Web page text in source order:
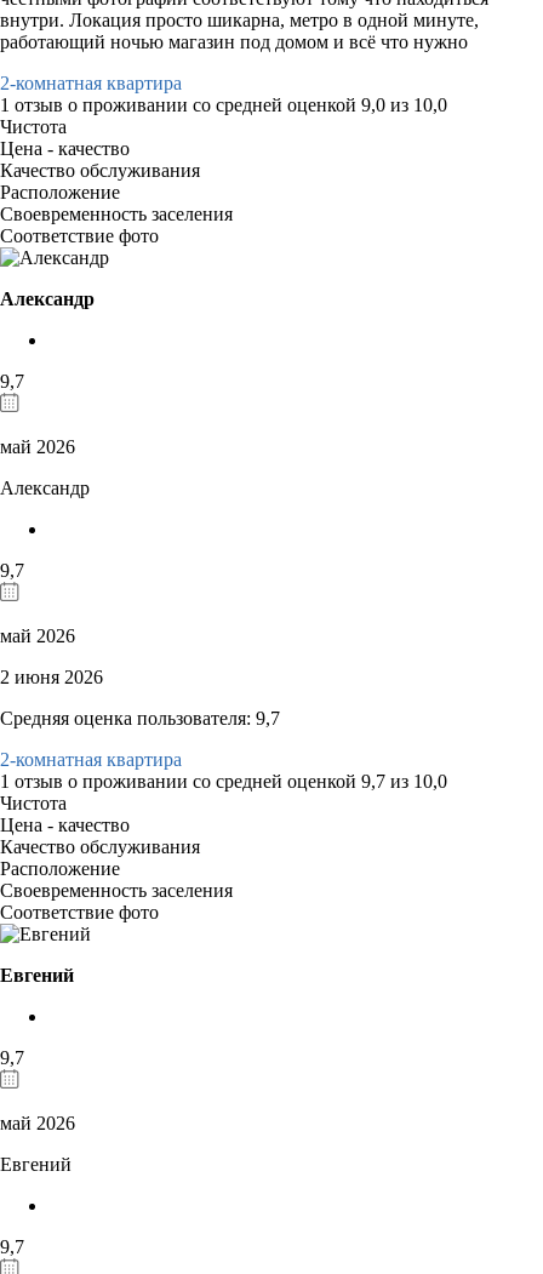
внутри. Локация просто шикарна, метро в одной минуте,
работающий ночью магазин под домом и всё что нужно
2-комнатная квартира
1 отзыв о проживании со средней оценкой 9,0 из 10,0
Чистота
Цена - качество
Качество обслуживания
Расположение
Своевременность заселения
Соответствие фото
Александр
9,7
май 2026
Александр
9,7
май 2026
2 июня 2026
Средняя оценка пользователя: 9,7
2-комнатная квартира
1 отзыв о проживании со средней оценкой 9,7 из 10,0
Чистота
Цена - качество
Качество обслуживания
Расположение
Своевременность заселения
Соответствие фото
Евгений
9,7
май 2026
Евгений
9,7